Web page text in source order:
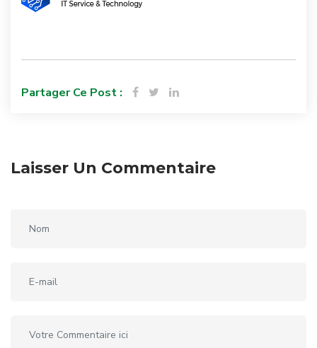
Partager Ce Post :
Laisser Un Commentaire